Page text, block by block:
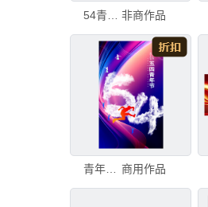
非商作品
青年节展板 商用作品